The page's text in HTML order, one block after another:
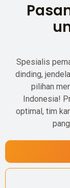
Spesialis
dinding,
pilihan
Indonesia!
optimal, tim